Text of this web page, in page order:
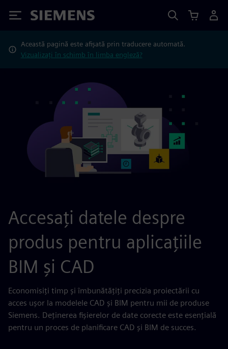
Siemens
Această pagină este afișată prin traducere automată.
Vizualizați în schimb în limba engleză?
Accesați datele despre
produs pentru aplicațiile
BIM și CAD
Economisiţi timp şi îmbunătăţiţi precizia proiectării cu
acces uşor la modelele CAD şi BIM pentru mii de produse
Siemens. Deținerea fișierelor de date corecte este esențială
pentru un proces de planificare CAD și BIM de succes.